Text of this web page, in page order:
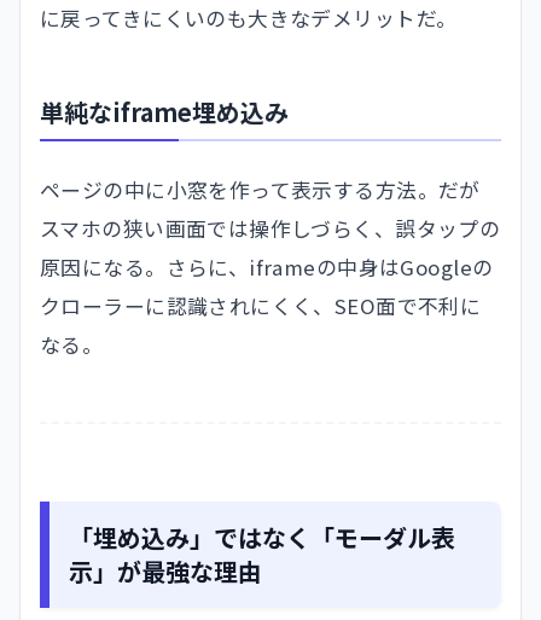
に戻ってきにくいのも大きなデメリットだ。
単純なiframe埋め込み
ページの中に小窓を作って表示する方法。だが
スマホの狭い画面では操作しづらく、誤タップの
原因になる。さらに、iframeの中身はGoogleの
クローラーに認識されにくく、SEO面で不利に
なる。
「埋め込み」ではなく「モーダル表
示」が最強な理由